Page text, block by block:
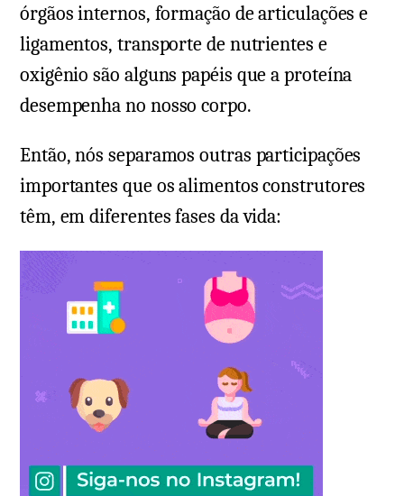
órgãos internos, formação de articulações e
ligamentos, transporte de nutrientes e
oxigênio são alguns papéis que a proteína
desempenha no nosso corpo.
Então, nós separamos outras participações
importantes que os alimentos construtores
têm, em diferentes fases da vida: